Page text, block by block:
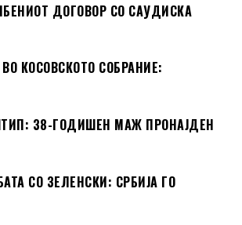
ДОГОВОР СО САУДИСКА
КОСОВСКОТО СОБРАНИЕ:
38-ГОДИШЕН МАЖ ПРОНАЈДЕН
СО ЗЕЛЕНСКИ: СРБИЈА ГО